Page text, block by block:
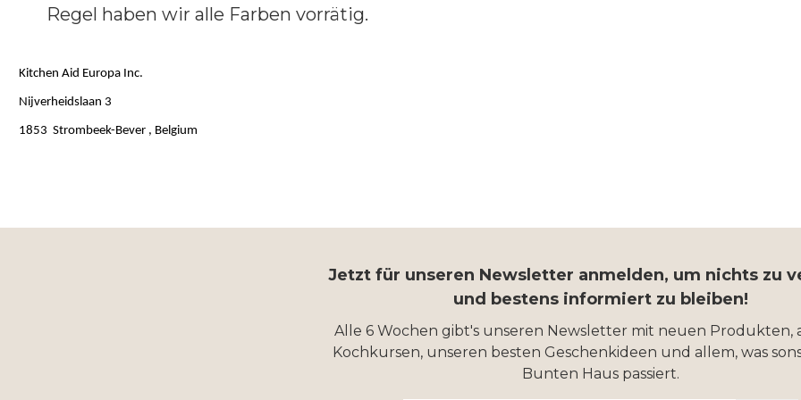
Regel haben wir alle Farben vorrätig.
Kitchen Aid Europa Inc.
Nijverheidslaan 3
1853 Strombeek-Bever , Belgium
Jetzt für unseren Newsletter anmelden, um nichts zu
und bestens informiert zu bleiben!
Alle 6 Wochen gibt's unseren Newsletter mit neuen Produkten,
Kochkursen, unseren besten Geschenkideen und allem, was
Bunten Haus passiert.